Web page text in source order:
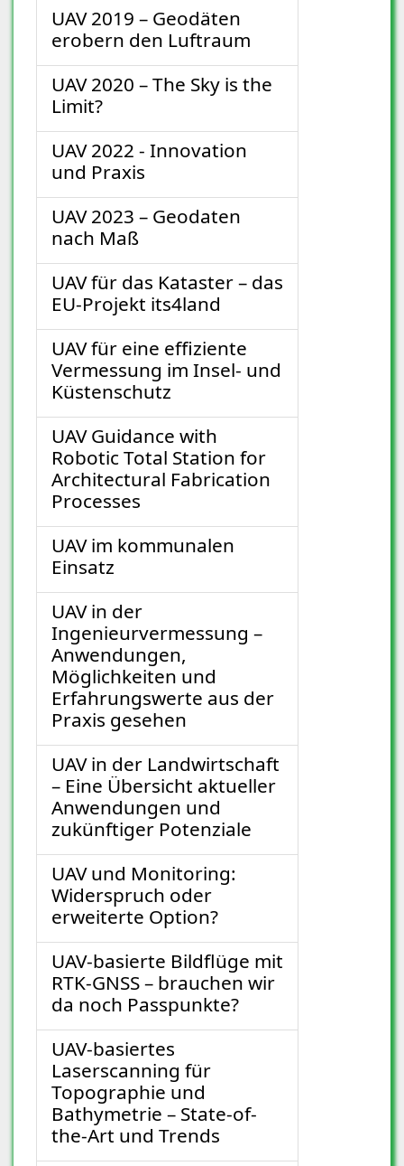
UAV 2019 – Geodäten
erobern den Luftraum
UAV 2020 – The Sky is the
Limit?
UAV 2022 - Innovation
und Praxis
UAV 2023 – Geodaten
nach Maß
UAV für das Kataster – das
EU-Projekt its4land
UAV für eine effiziente
Vermessung im Insel- und
Küstenschutz
UAV Guidance with
Robotic Total Station for
Architectural Fabrication
Processes
UAV im kommunalen
Einsatz
UAV in der
Ingenieurvermessung –
Anwendungen,
Möglichkeiten und
Erfahrungswerte aus der
Praxis gesehen
UAV in der Landwirtschaft
– Eine Übersicht aktueller
Anwendungen und
zukünftiger Potenziale
UAV und Monitoring:
Widerspruch oder
erweiterte Option?
UAV-basierte Bildflüge mit
RTK-GNSS – brauchen wir
da noch Passpunkte?
UAV-basiertes
Laserscanning für
Topographie und
Bathymetrie – State-of-
the-Art und Trends